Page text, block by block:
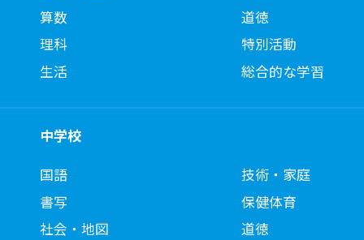
算数
理科
生活
道徳
特別活動
総合的な学習
中学校
国語
書写
社会・地図
技術・家庭
保健体育
道徳